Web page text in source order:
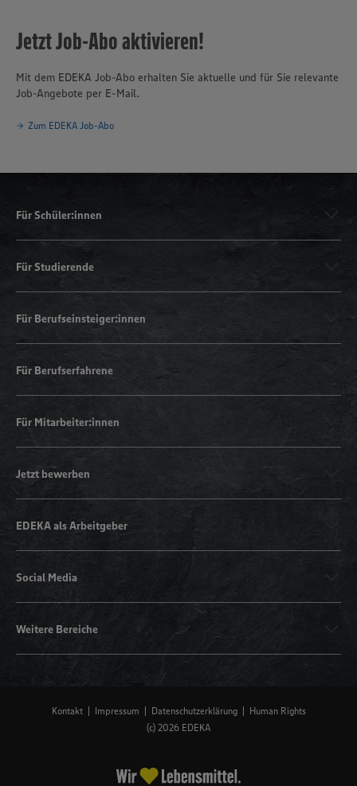
Jetzt Job-Abo aktivieren!
Mit dem EDEKA Job-Abo erhalten Sie aktuelle und für Sie relevante
Job-Angebote per E-Mail.
Zum EDEKA Job-Abo
Für Schüler:innen
Für Studierende
Für Berufseinsteiger:innen
Für Berufserfahrene
Für Mitarbeiter:innen
Jetzt bewerben
EDEKA als Arbeitgeber
Social Media
Weitere Bereiche
Kontakt Impressum Datenschutzerklärung
Human Rights
(c) 2026 EDEKA